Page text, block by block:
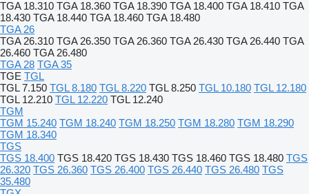
TGA 18.310 TGA 18.360 TGA 18.390 TGA 18.400 TGA 18.410 TGA
18.430 TGA 18.440 TGA 18.460 TGA 18.480
TGA 26
TGA 26.310 TGA 26.350 TGA 26.360 TGA 26.430 TGA 26.440 TGA
26.460 TGA 26.480
TGA 28 TGA 35
TGE TGL
TGL 7.150 TGL 8.180 TGL 8.220 TGL 8.250 TGL 10.180 TGL 12.180
TGL 12.210 TGL 12.220 TGL 12.240
TGM
TGM 15.240 TGM 18.240 TGM 18.250 TGM 18.280 TGM 18.290
TGM 18.340
TGS
TGS 18.400 TGS 18.420 TGS 18.430 TGS 18.460 TGS 18.480 TGS
26.320 TGS 26.360 TGS 26.400 TGS 26.440 TGS 26.480 TGS
35.480